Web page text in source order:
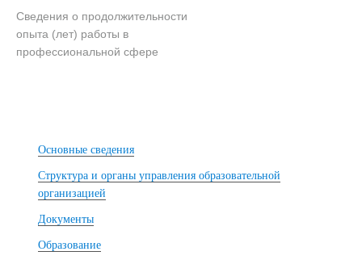
Сведения о продолжительности
опыта (лет) работы в
профессиональной сфере
Основные сведения
Структура и органы управления образовательной
организацией
Документы
Образование